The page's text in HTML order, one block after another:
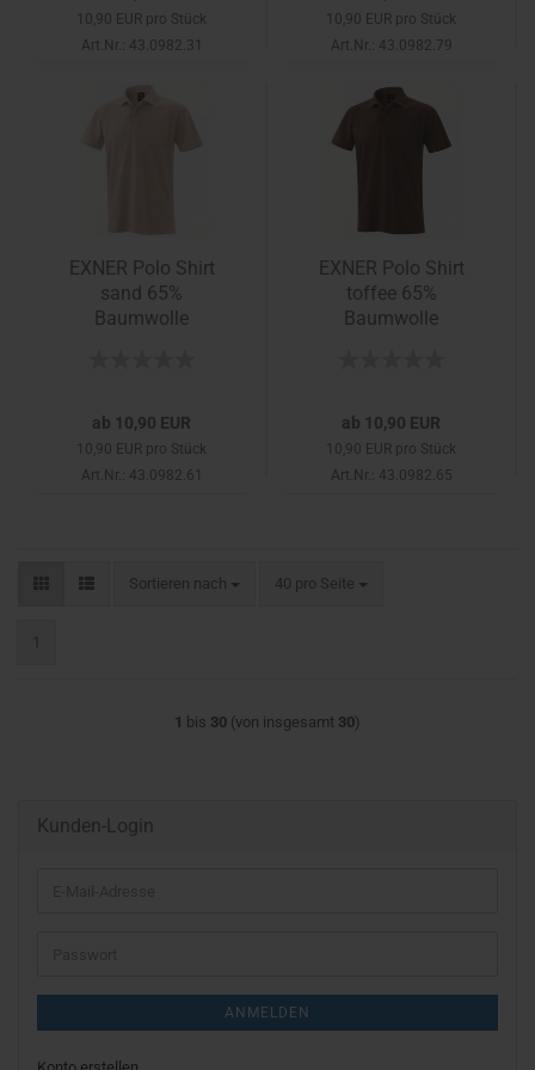
10,90 EUR pro Stück
Art.Nr.: 43.0982.31
10,90 EUR pro Stück
Art.Nr.: 43.0982.79
EXNER Polo Shirt
sand 65%
Baumwolle
ab 10,90 EUR
10,90 EUR pro Stück
Art.Nr.: 43.0982.61
EXNER Polo Shirt
toffee 65%
Baumwolle
ab 10,90 EUR
10,90 EUR pro Stück
Art.Nr.: 43.0982.65
Sortieren nach
Sortieren nach 40 pro Seite
pro Seite
1 bis 30 (von insgesamt 30)
Kunden-Login
ANMELDEN